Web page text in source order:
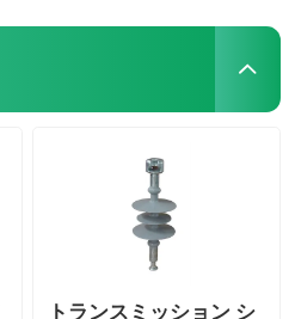
トランスミッション シ